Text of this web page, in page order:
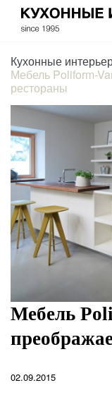
Кухонные
Мебель Poliform-
рестораны
Мебель
02.09.2015